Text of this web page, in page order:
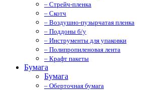
– Стрейч-пленка
– Скотч
– Воздушно-пузырчатая пленка
– Поддоны б/у
– Инструменты для упаковки
– Полипропиленовая лента
– Крафт пакеты
Бумага
Бумага
– Оберточная бумага